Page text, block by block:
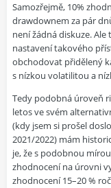
Samozřejmě, 10%
drawdownem za pár
není žádná diskuze.
nastavení takového
obchodovat přidělený
s nízkou volatilitou a
Tedy podobná úroveň
letos ve svém
(kdy jsem si prošel
2021/2022) mám
je, že s podobnou
zhodnocení na úrovni
zhodnocení 15–20 %